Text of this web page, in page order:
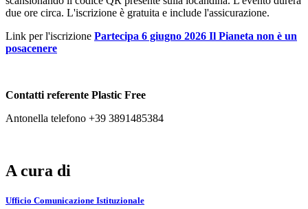
due ore circa. L'iscrizione è gratuita e include l'assicurazione.
Link per l'iscrizione Partecipa 6 giugno 2026 Il Pianeta non è un
posacenere
Contatti referente Plastic Free
Antonella telefono +39 3891485384
A cura di
Ufficio Comunicazione Istituzionale